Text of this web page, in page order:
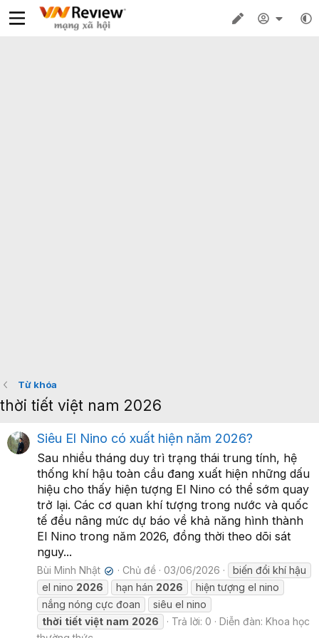
Từ khóa
thời tiết việt nam 2026
Siêu El Nino có xuất hiện năm 2026?
Sau nhiều tháng duy trì trạng thái trung tính, hệ
thống khí hậu toàn cầu đang xuất hiện những dấu
hiệu cho thấy hiện tượng El Nino có thể sớm quay
trở lại. Các cơ quan khí tượng trong nước và quốc
tế đều nâng mức dự báo về khả năng hình thành
El Nino trong năm 2026, đồng thời theo dõi sát
nguy...
Bùi Minh Nhật ✔ Chủ đề 03/06/2026
biến đổi khí hậu
el nino 2026 hạn hán 2026
hiện tượng el nino
nắng nóng cực đoan
siêu el nino
thời tiết việt nam 2026 Trả lời: 0 Diễn đàn: Khoa học